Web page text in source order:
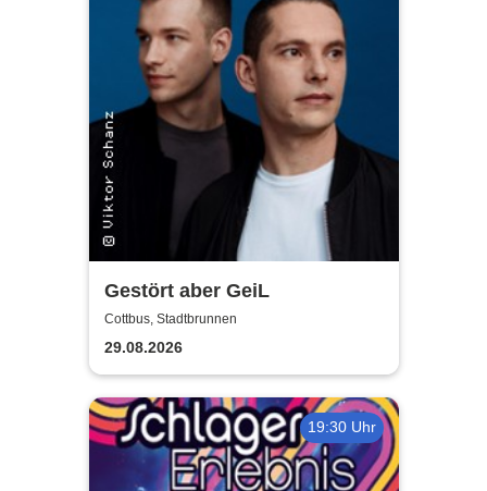
Gestört aber GeiL
Cottbus, Stadtbrunnen
29.08.2026
19:30 Uhr